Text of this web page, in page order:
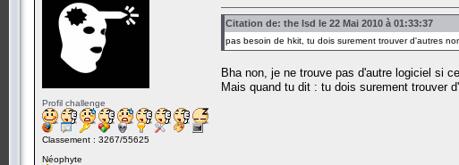
Profil challenge
Classement : 3267/55625
Néophyte
Citation de: the lsd le 22 Mai 2010 à 01:33:37
pas besoin de hkit, tu dois surement trouver d'autres
Bha non, je ne trouve pas d'autre logiciel si
Mais quand tu dit : tu dois surement trouver